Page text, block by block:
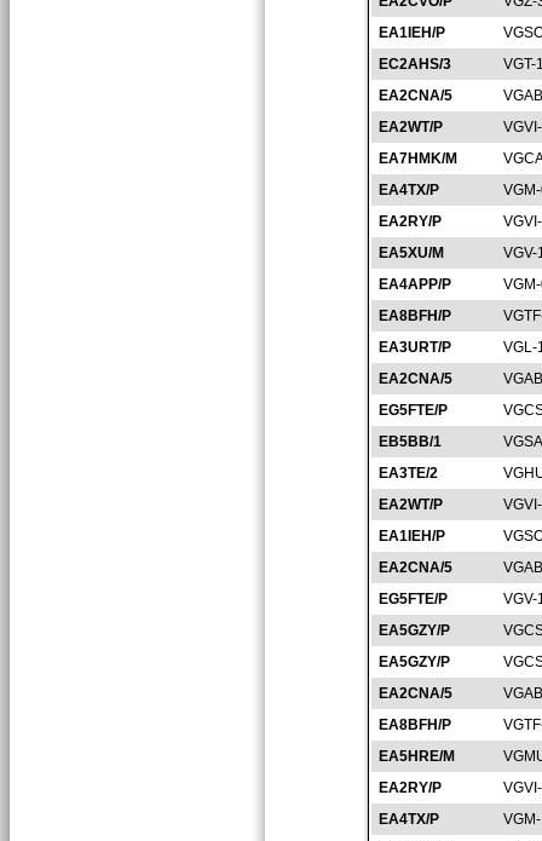
EA1IEH/P
EC2AHS/3
VGT-
EA2CNA/5
EA2WT/P
EA7HMK/M
EA4TX/P
EA2RY/P
EA5XU/M
VGV-
EA4APP/P
EA8BFH/P
EA3URT/P
VGL-
EA2CNA/5
EG5FTE/P
EB5BB/1
EA3TE/2
EA2WT/P
EA1IEH/P
EA2CNA/5
EG5FTE/P
VGV-
EA5GZY/P
EA5GZY/P
EA2CNA/5
EA8BFH/P
EA5HRE/M
EA2RY/P
EA4TX/P